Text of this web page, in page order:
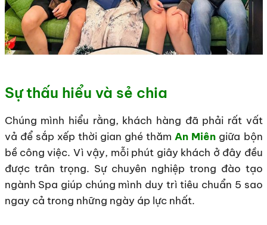
Sự thấu hiểu và sẻ chia
Chúng mình hiểu rằng, khách hàng đã phải rất vất
vả để sắp xếp thời gian ghé thăm An Miên giữa bộn
bề công việc. Vì vậy, mỗi phút giây khách ở đây đều
được trân trọng. Sự chuyên nghiệp trong đào tạo
ngành Spa giúp chúng mình duy trì tiêu chuẩn 5 sao
ngay cả trong những ngày áp lực nhất.